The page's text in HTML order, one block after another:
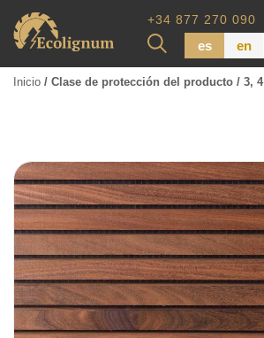
+34 877 270 090
es en
Tabla de piso
Tableros de Madera
Tablo calibrada
Inicio / Clase de protección del producto / 3, 4